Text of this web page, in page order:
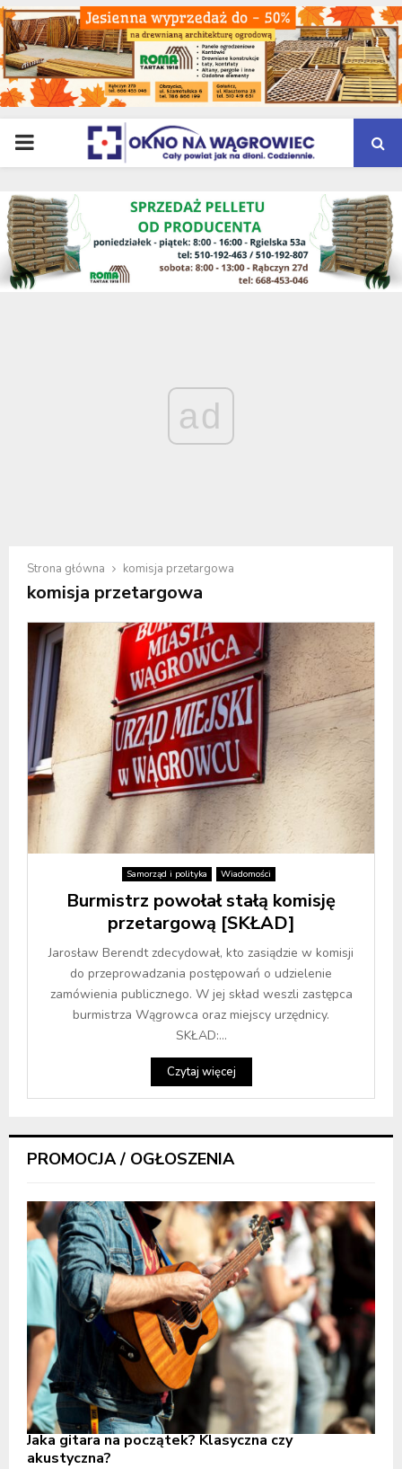
PRIMARY
MENU
ad
Strona główna komisja przetargowa
komisja przetargowa
Samorząd i polityka Wiadomości
Burmistrz powołał stałą komisję
przetargową [SKŁAD]
Jarosław Berendt zdecydował, kto zasiądzie w komisji
do przeprowadzania postępowań o udzielenie
zamówienia publicznego. W jej skład weszli zastępca
burmistrza Wągrowca oraz miejscy urzędnicy.
SKŁAD:...
Czytaj więcej
PROMOCJA / OGŁOSZENIA
Jaka gitara na początek? Klasyczna czy
akustyczna?